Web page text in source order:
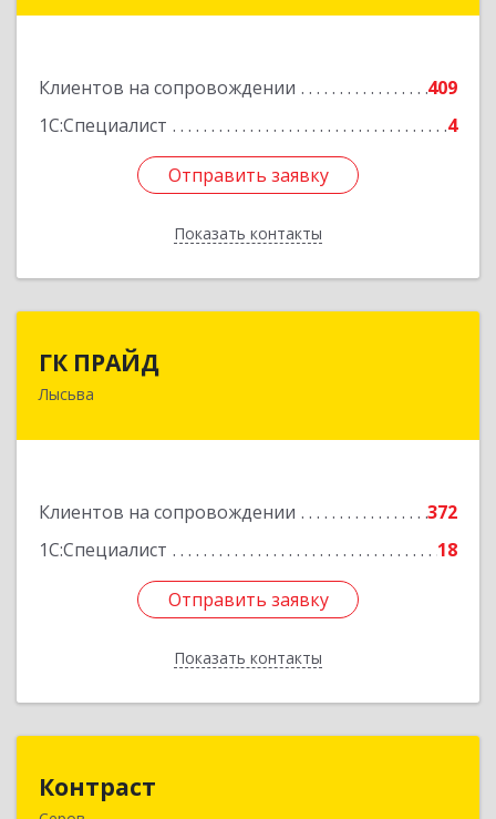
Клиентов на сопровождении
409
1С:Специалист
4
Отправить заявку
Показать контакты
Отправить заявку
Назад
ГК ПРАЙД
Лысьва
Клиентов на сопровождении
372
1С:Специалист
18
Отправить заявку
Показать контакты
618909, Пермский край, Лысьва г, Репина ул,
Отправить заявку
Назад
Контраст